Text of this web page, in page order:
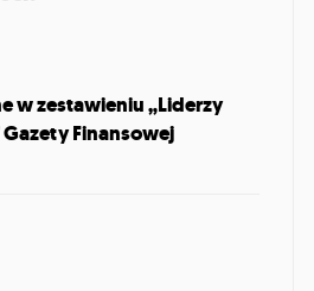
w zestawieniu „Liderzy
Finansowej